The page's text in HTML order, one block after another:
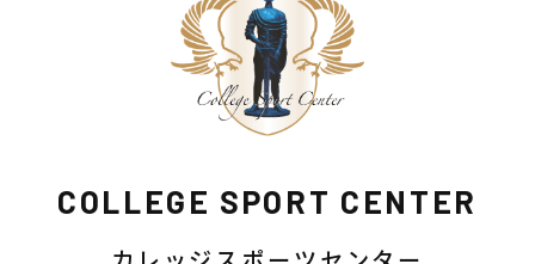
COLLEGE SPORT CENTER